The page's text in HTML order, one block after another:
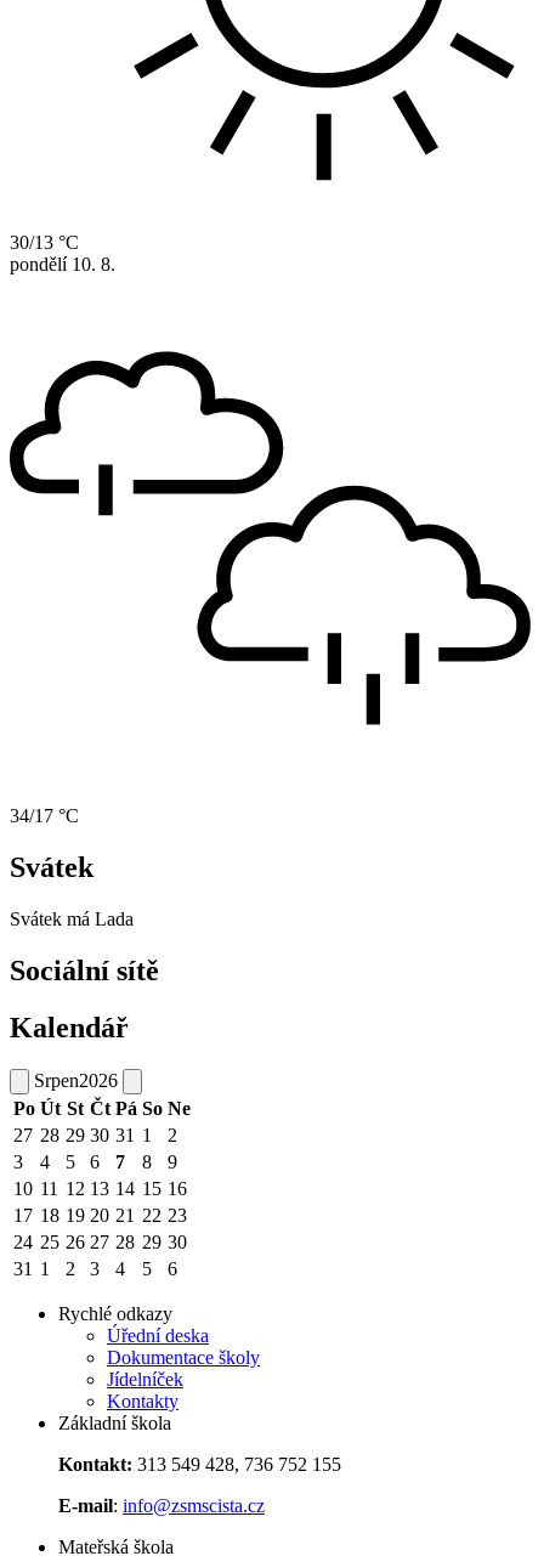
30/13 °C
pondělí 10. 8.
34/17 °C
Svátek
Svátek má Lada
Sociální sítě
Kalendář
Srpen2026
Po Út St Čt Pá So Ne
27 28 29 30 31 1
2
3
4 5 6 7 8
9
10 11 12 13 14 15 16
17 18 19 20 21 22 23
24 25 26 27 28 29 30
31 1 2 3 4 5 6
Rychlé odkazy
Úřední deska
Dokumentace školy
Jídelníček
Kontakty
Základní škola
Kontakt: 313 549 428, 736 752 155
E-mail: info@zsmscista.cz
Mateřská škola